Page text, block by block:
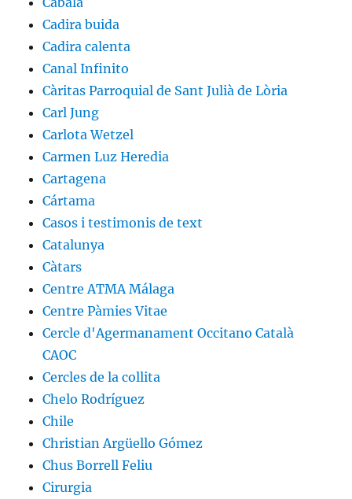
Cadira buida
Cadira calenta
Canal Infinito
Càritas Parroquial de Sant Julià de Lòria
Carl Jung
Carlota Wetzel
Carmen Luz Heredia
Cartagena
Cártama
Casos i testimonis de text
Catalunya
Càtars
Centre ATMA Málaga
Centre Pàmies Vitae
Cercle d'Agermanament Occitano Català
CAOC
Cercles de la collita
Chelo Rodríguez
Chile
Christian Argüello Gómez
Chus Borrell Feliu
Cirurgia